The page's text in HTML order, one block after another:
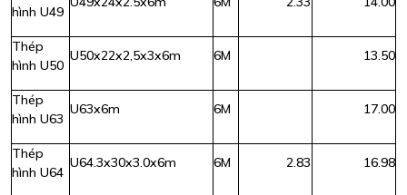
hình U49
Thép
hình U50
U50x22x2,5x3x6m 6M 13.50
Thép
hình U63
U63x6m 6M 17.00
Thép
hình U64
U64.3x30x3.0x6m 6M 2.83 16.98